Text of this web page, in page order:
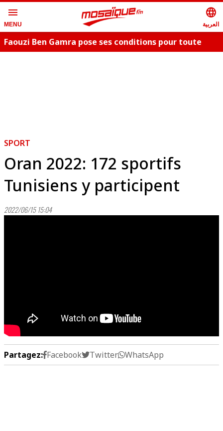
menu
MENU
language
العربية
Faouzi Ben Gamra pose ses conditions pour toute
SPORT
Oran 2022: 172 sportifs
Tunisiens y participent
2022/06/15 15:04
Partagez: Facebook Twitter WhatsApp